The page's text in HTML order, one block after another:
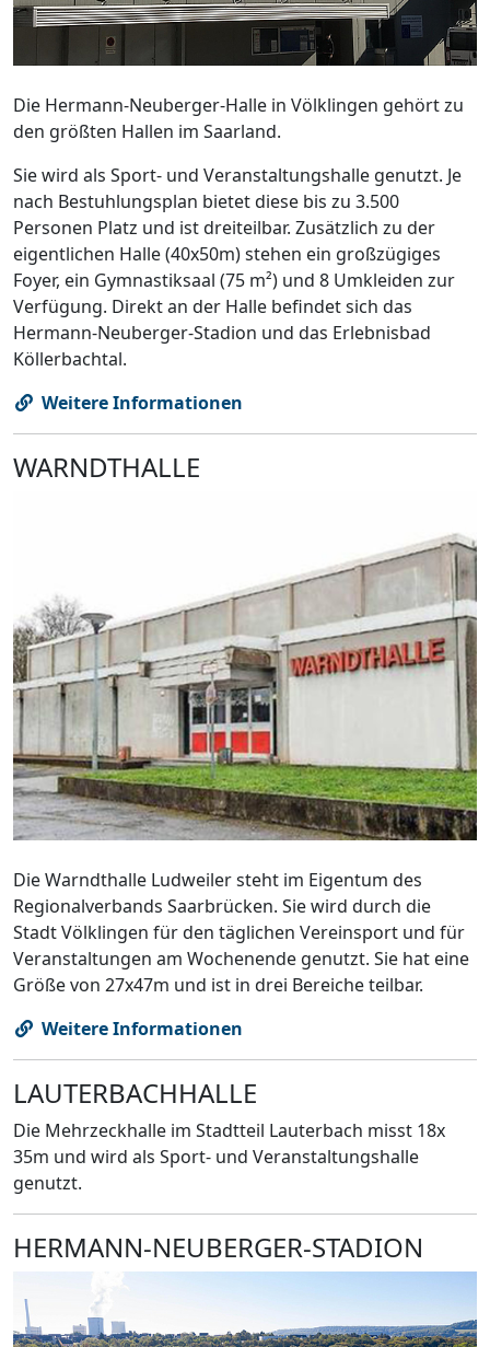
Die Hermann-Neuberger-Halle in Völklingen gehört zu
den größten Hallen im Saarland.
Sie wird als Sport- und Veranstaltungshalle genutzt. Je
nach Bestuhlungsplan bietet diese bis zu 3.500
Personen Platz und ist dreiteilbar. Zusätzlich zu der
eigentlichen Halle (40x50m) stehen ein großzügiges
Foyer, ein Gymnastiksaal (75 m²) und 8 Umkleiden zur
Verfügung. Direkt an der Halle befindet sich das
Hermann-Neuberger-Stadion und das Erlebnisbad
Köllerbachtal.
Weitere Informationen
WARNDTHALLE
Die Warndthalle Ludweiler steht im Eigentum des
Regionalverbands Saarbrücken. Sie wird durch die
Stadt Völklingen für den täglichen Vereinsport und für
Veranstaltungen am Wochenende genutzt. Sie hat eine
Größe von 27x47m und ist in drei Bereiche teilbar.
Weitere Informationen
LAUTERBACHHALLE
Die Mehrzeckhalle im Stadtteil Lauterbach misst 18x
35m und wird als Sport- und Veranstaltungshalle
genutzt.
HERMANN-NEUBERGER-STADION